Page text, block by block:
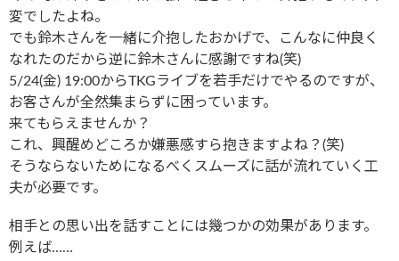
変でしたよね。
でも鈴木さんを一緒に介抱したおかげで、こんなに仲良く
なれたのだから逆に鈴木さんに感謝ですね(笑)
5/24(金) 19:00からTKGライブを若手だけでやるのですが、
お客さんが全然集まらずに困っています。
来てもらえませんか？
これ、興醒めどころか嫌悪感すら抱きますよね？(笑)
そうならないためになるべくスムーズに話が流れていく工
夫が必要です。
相手との思い出を話すことには幾つかの効果があります。
例えば……